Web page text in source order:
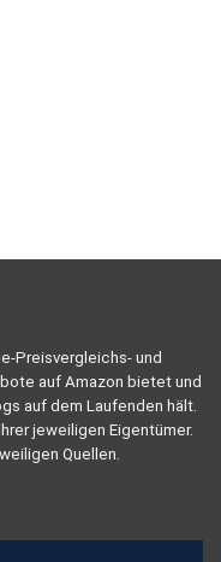
Preisvergleichs- und
auf Amazon bietet und
auf dem Laufenden hält.
jeweiligen Eigentümer.
Quellen.